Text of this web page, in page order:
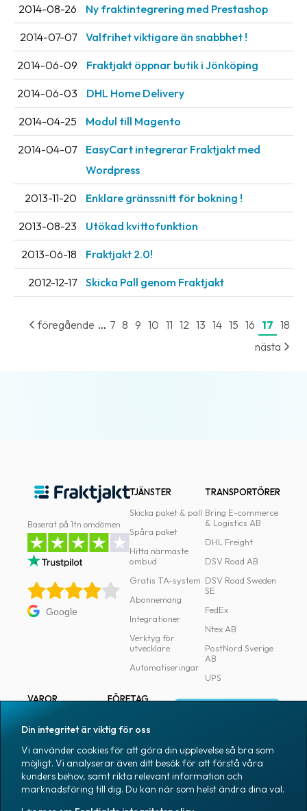
Om
Fraktjakt
Pressrum
Medarbetare
Jobb
&
karriär
Nyhetsarkiv
Kontakta
oss
Villkor
villkor
Integritet
2014-08-26 Ny fraktintegrering med Prestashop
2014-07-07 Valfrihet viktigare än snabbhet !
2014-06-09 Fraktjakt öppnar butik i Jönköping
2014-06-03 DHL Home Delivery
2014-04-25 Modul till Magento
2014-04-07
EasyCart integrerar Fraktjakt med
Wordpress
2013-11-20 Enklare gränssnitt för bokning !
2013-08-23 Utökad kvittofunktion
2013-06-18 Fraktjakt 2.0!
2012-12-17 Skicka Pall genom Fraktjakt
föregående ... 7 8 9 10 11 12 13 14 15 16 17 18
nästa
Baserat på 1tn omdömen
Google
TJÄNSTER
Skicka paket & pall
Spåra paket
Hitta närmaste
ombud
Gratis TA-system
Abonnemang
Integrationer
Verktyg för
utvecklare
Automatiseringar
TRANSPORTÖRER
Bring E-commerce
& Logistics AB
DHL Freight
DSV Road AB
DSV Road Sweden
SE
FedEx
Ntex AB
PostNord Sverige
AB
UPS
VAROR
Märkning
Emballage
Emballagetillbehör
Kontorsvaror
FÖRETAG
Pressrum
Medarbetare
Jobb & karriär
Nyhetsarkiv
Skapa konto
Din integritet är viktig för oss
Vi använder cookies för att göra din upplevelse så bra som
möjligt. Vi analyserar även ditt besök för att förstå våra
kunders behov, samt rikta relevant information och
marknadsföring till dig. Du kan när som helst ändra dina val.